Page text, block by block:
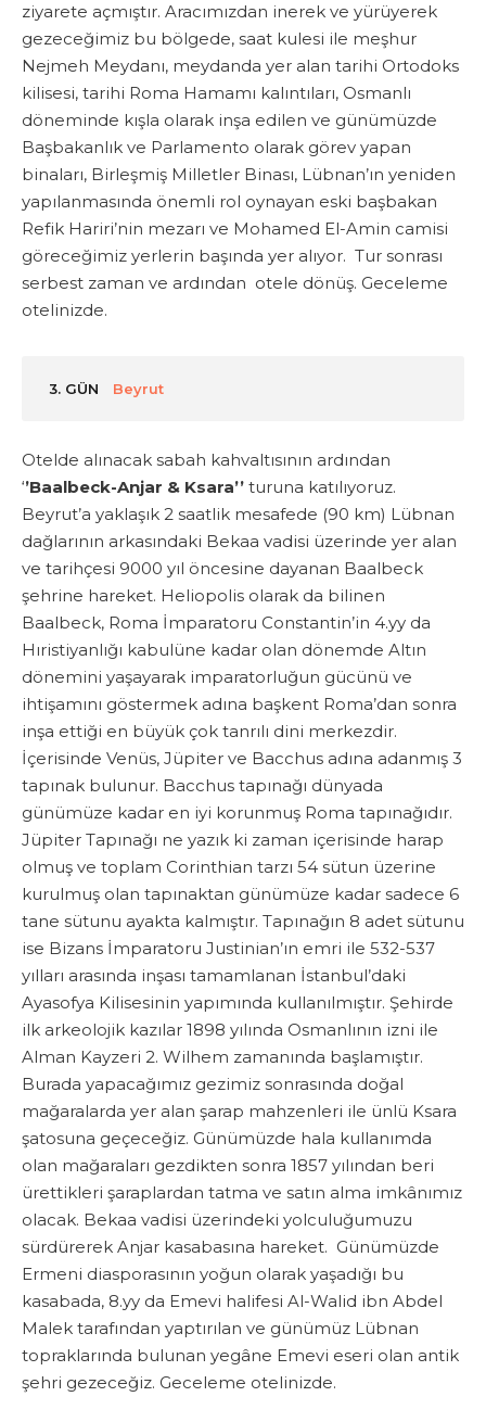
ziyarete açmıştır. Aracımızdan inerek ve yürüyerek
gezeceğimiz bu bölgede, saat kulesi ile meşhur
Nejmeh Meydanı, meydanda yer alan tarihi Ortodoks
kilisesi, tarihi Roma Hamamı kalıntıları, Osmanlı
döneminde kışla olarak inşa edilen ve günümüzde
Başbakanlık ve Parlamento olarak görev yapan
binaları, Birleşmiş Milletler Binası, Lübnan’ın yeniden
yapılanmasında önemli rol oynayan eski başbakan
Refik Hariri’nin mezarı ve Mohamed El-Amin camisi
göreceğimiz yerlerin başında yer alıyor. Tur sonrası
serbest zaman ve ardından otele dönüş. Geceleme
otelinizde.
3. GÜN Beyrut
Otelde alınacak sabah kahvaltısının ardından
‘’Baalbeck-Anjar & Ksara’’ turuna katılıyoruz.
Beyrut’a yaklaşık 2 saatlik mesafede (90 km) Lübnan
dağlarının arkasındaki Bekaa vadisi üzerinde yer alan
ve tarihçesi 9000 yıl öncesine dayanan Baalbeck
şehrine hareket. Heliopolis olarak da bilinen
Baalbeck, Roma İmparatoru Constantin’in 4.yy da
Hıristiyanlığı kabulüne kadar olan dönemde Altın
dönemini yaşayarak imparatorluğun gücünü ve
ihtişamını göstermek adına başkent Roma’dan sonra
inşa ettiği en büyük çok tanrılı dini merkezdir.
İçerisinde Venüs, Jüpiter ve Bacchus adına adanmış 3
tapınak bulunur. Bacchus tapınağı dünyada
günümüze kadar en iyi korunmuş Roma tapınağıdır.
Jüpiter Tapınağı ne yazık ki zaman içerisinde harap
olmuş ve toplam Corinthian tarzı 54 sütun üzerine
kurulmuş olan tapınaktan günümüze kadar sadece 6
tane sütunu ayakta kalmıştır. Tapınağın 8 adet sütunu
ise Bizans İmparatoru Justinian’ın emri ile 532-537
yılları arasında inşası tamamlanan İstanbul’daki
Ayasofya Kilisesinin yapımında kullanılmıştır. Şehirde
ilk arkeolojik kazılar 1898 yılında Osmanlının izni ile
Alman Kayzeri 2. Wilhem zamanında başlamıştır.
Burada yapacağımız gezimiz sonrasında doğal
mağaralarda yer alan şarap mahzenleri ile ünlü Ksara
şatosuna geçeceğiz. Günümüzde hala kullanımda
olan mağaraları gezdikten sonra 1857 yılından beri
ürettikleri şaraplardan tatma ve satın alma imkânımız
olacak. Bekaa vadisi üzerindeki yolculuğumuzu
sürdürerek Anjar kasabasına hareket. Günümüzde
Ermeni diasporasının yoğun olarak yaşadığı bu
kasabada, 8.yy da Emevi halifesi Al-Walid ibn Abdel
Malek tarafından yaptırılan ve günümüz Lübnan
topraklarında bulunan yegâne Emevi eseri olan antik
şehri gezeceğiz. Geceleme otelinizde.